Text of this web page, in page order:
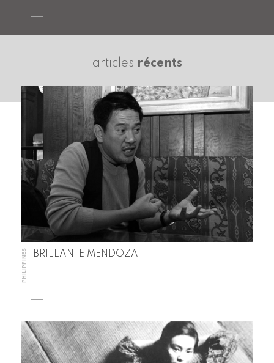
articles récents
PHILIPPINES BRILLANTE MENDOZA